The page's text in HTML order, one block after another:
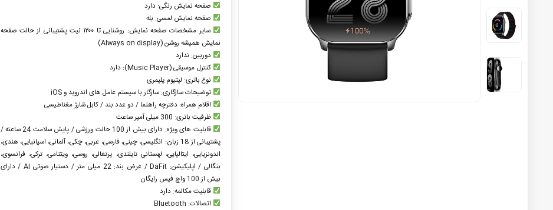
صفحه نمایش رنگی: دارد
صفحه نمایش لمسی: بله
سایر مشخصات صفحه نمایش: روشنایی تا ۱۲۰۰ نیت پشتیبانی از حالت صفحه
نمایش همیشه روشن (Always on display)
دوربین: ندارد
کنترل موسیقی (Music Player): دارد
نوع باتری: لیتیوم پلیمری
توضیحات سازگاری: سازگار با سیستم عامل های اندروید و iOS
اقلام همراه: دفترچه راهنما / دو عدد بند / کابل شارژ مغناطیسی
ظرفیت باتری: 300 میلی آمپر ساعت
قابلیت های ویژه: دارای بیش از 100 حالت ورزشی / پایش سلامت 24 ساعته /
پشتیبانی از 18 زبان: انگلیسی، چینی، فارسی، عربی، چکی، آلمانی، اسپانیایی، هندی،
اندونزیایی، ایتالیایی، لهستانی تایلندی، پرتغالی، روسی، ویتنامی، ترکی، فرانسوی،
بنگالی / اپلیکیشن: DaFit / عرض بند: 22 میلی متر / دستیار صوتی AI / دارای
بیش از 100 واچ فیس رایگان
قابلیت مکالمه: دارد
اتصالات: Bluetooth